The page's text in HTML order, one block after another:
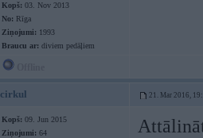
Kopš: 03. Nov 2013
No: Rīga
Ziņojumi: 1993
Braucu ar: diviem pedāļiem
cirkul 21. Mar 2016,
Kopš: 09. Jun 2015
Ziņojumi: 64